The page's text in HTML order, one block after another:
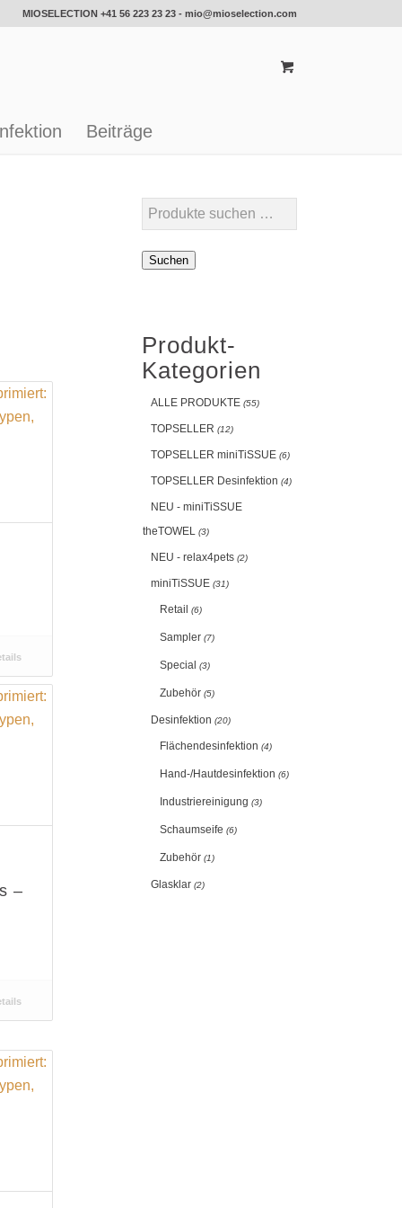
MIOSELECTION +41 56 223 23 23- mio@mioselection.com
Beiträge
–
Suchen
Produkt-
Kategorien
ALLE PRODUKTE (55)
TOPSELLER (12)
TOPSELLER miniTiSSUE (6)
TOPSELLER Desinfektion (4)
NEU - miniTiSSUE
theTOWEL (3)
NEU - relax4pets (2)
miniTiSSUE (31)
Retail (6)
Sampler (7)
Special (3)
Zubehör (5)
Desinfektion (20)
Flächendesinfektion (4)
Hand-/Hautdesinfektion (6)
Industriereinigung (3)
Schaumseife (6)
Zubehör (1)
Glasklar (2)